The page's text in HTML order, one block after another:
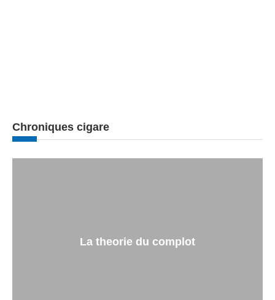
Chroniques cigare
La theorie du complot